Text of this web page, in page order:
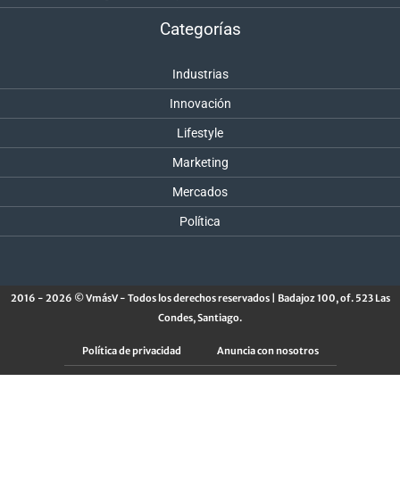
Categorías
Industrias
Innovación
Lifestyle
Marketing
Mercados
Política
2016 - 2026 © VmásV - Todos los derechos reservados | Badajoz 100, of. 523 Las
Condes, Santiago.
Política de privacidad Anuncia con nosotros